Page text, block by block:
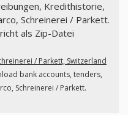
Kredithistorie,
Schreinerei / Parkett.
als Zip-Datei
/ Parkett, Switzerland
bank accounts, tenders,
Schreinerei / Parkett.